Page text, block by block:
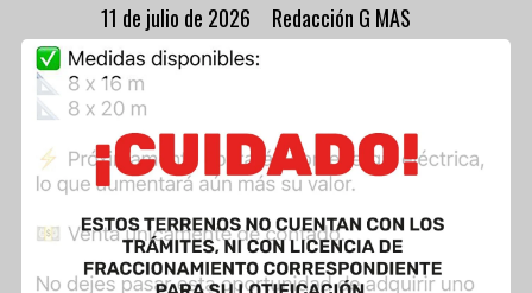
Redacción G MAS
11 de julio de 2026